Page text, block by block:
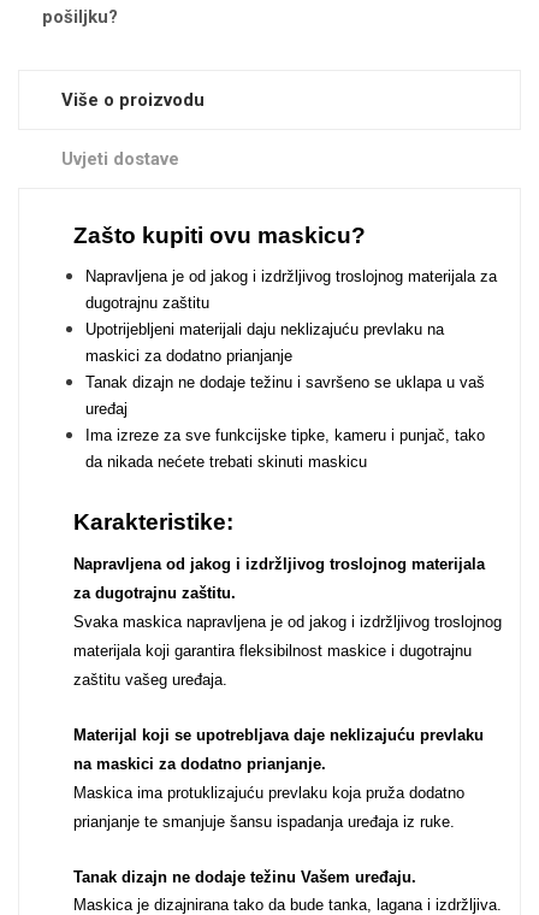
pošiljku?
Više o proizvodu
Uvjeti dostave
Zašto kupiti ovu maskicu?
Napravljena je od jakog i izdržljivog troslojnog materijala za
dugotrajnu zaštitu
Upotrijebljeni materijali daju neklizajuću prevlaku na
maskici za dodatno prianjanje
Tanak dizajn ne dodaje težinu i savršeno se uklapa u vaš
uređaj
Ima izreze za sve funkcijske tipke, kameru i punjač, tako
da nikada nećete trebati skinuti maskicu
Karakteristike:
Napravljena od jakog i izdržljivog troslojnog materijala
za dugotrajnu zaštitu.
Svaka maskica napravljena je od jakog i izdržljivog troslojnog
materijala koji garantira fleksibilnost maskice i dugotrajnu
zaštitu vašeg uređaja.
Materijal koji se upotrebljava daje neklizajuću prevlaku
na maskici za dodatno prianjanje.
Maskica ima protuklizajuću prevlaku koja pruža dodatno
prianjanje te smanjuje šansu ispadanja uređaja iz ruke.
Tanak dizajn ne dodaje težinu Vašem uređaju.
Maskica je dizajnirana tako da bude tanka, lagana i izdržljiva.
Quotes Collection
Doodles
Monogrami
Za njega Za nju